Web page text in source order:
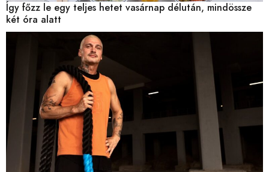
Így főzz le egy teljes hetet vasárnap délután, mindössze
két óra alatt